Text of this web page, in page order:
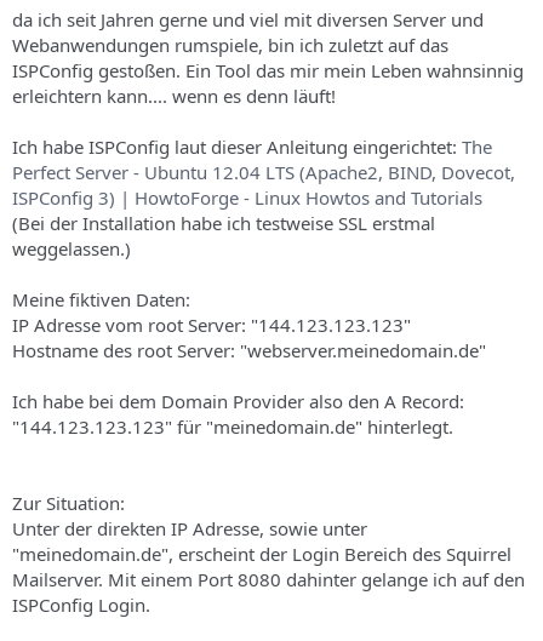
s
T
h
e
m
s
d
a
t
u
m
da ich seit Jahren gerne und viel mit diversen Server und
Webanwendungen rumspiele, bin ich zuletzt auf das
ISPConfig gestoßen. Ein Tool das mir mein Leben wahnsinnig
erleichtern kann.... wenn es denn läuft!
Ich habe ISPConfig laut dieser Anleitung eingerichtet: The
Perfect Server - Ubuntu 12.04 LTS (Apache2, BIND, Dovecot,
ISPConfig 3) | HowtoForge - Linux Howtos and Tutorials
(Bei der Installation habe ich testweise SSL erstmal
weggelassen.)
Meine fiktiven Daten:
IP Adresse vom root Server: "144.123.123.123"
Hostname des root Server: "webserver.meinedomain.de"
Ich habe bei dem Domain Provider also den A Record:
"144.123.123.123" für "meinedomain.de" hinterlegt.
Zur Situation:
Unter der direkten IP Adresse, sowie unter
"meinedomain.de", erscheint der Login Bereich des Squirrel
Mailserver. Mit einem Port 8080 dahinter gelange ich auf den
ISPConfig Login.